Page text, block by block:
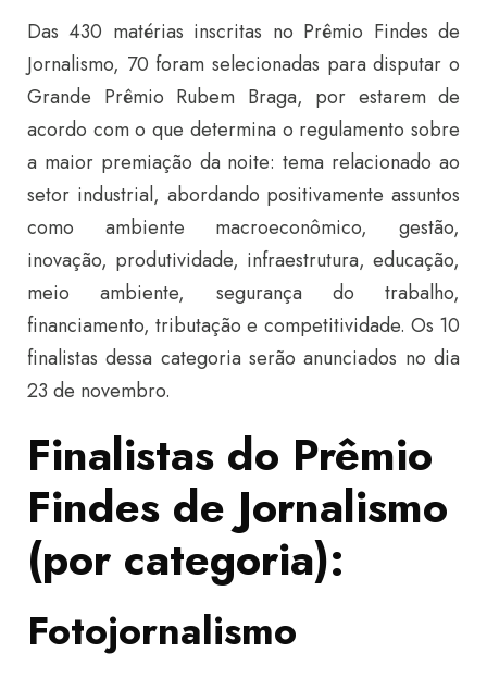
Das 430 matérias inscritas no Prêmio Findes de
Jornalismo, 70 foram selecionadas para disputar o
Grande Prêmio Rubem Braga, por estarem de
acordo com o que determina o regulamento sobre
a maior premiação da noite: tema relacionado ao
setor industrial, abordando positivamente assuntos
como ambiente macroeconômico, gestão,
inovação, produtividade, infraestrutura, educação,
meio ambiente, segurança do trabalho,
financiamento, tributação e competitividade. Os 10
finalistas dessa categoria serão anunciados no dia
23 de novembro.
Finalistas do Prêmio
Findes de Jornalismo
(por categoria):
Fotojornalismo